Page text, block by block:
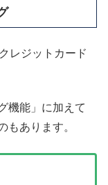
レジットカード
機能」に加えて
もあります。